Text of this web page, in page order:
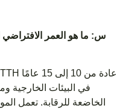
س: ما هو العمر الافتراضي
الخاضعة للرقابة. تعمل